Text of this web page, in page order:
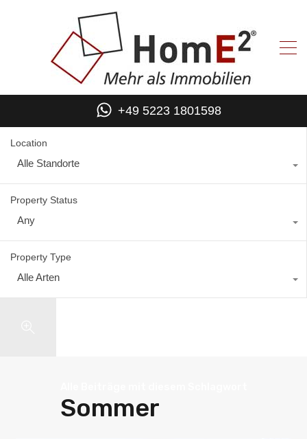
+49 5223 1801598
Location
Alle Standorte
Property Status
Any
Property Type
Alle Arten
Sommer